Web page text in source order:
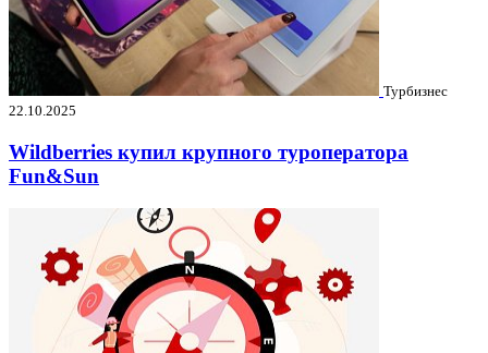
Турбизнес
22.10.2025
Wildberries купил крупного туроператора
Fun&Sun